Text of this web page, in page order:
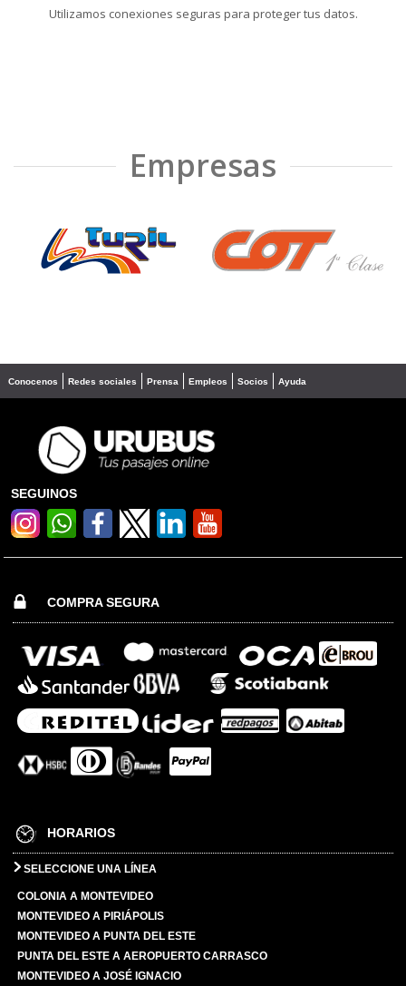
Utilizamos conexiones seguras para proteger tus datos.
Empresas
❮ ❯
Conocenos Redes sociales Prensa Empleos Socios Ayuda
SEGUINOS
COMPRA SEGURA
HORARIOS
SELECCIONE UNA LÍNEA
COLONIA A MONTEVIDEO
MONTEVIDEO A PIRIÁPOLIS
MONTEVIDEO A PUNTA DEL ESTE
PUNTA DEL ESTE A AEROPUERTO CARRASCO
MONTEVIDEO A JOSÉ IGNACIO